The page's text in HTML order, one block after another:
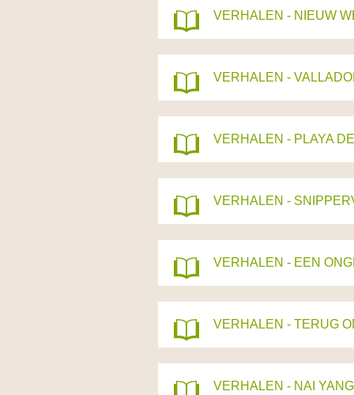
VERHALEN - NIEUW
VERHALEN -
VERHALEN - PLAYA
VERHALEN -
VERHALEN - EEN
VERHALEN - TERUG
VERHALEN - NAI